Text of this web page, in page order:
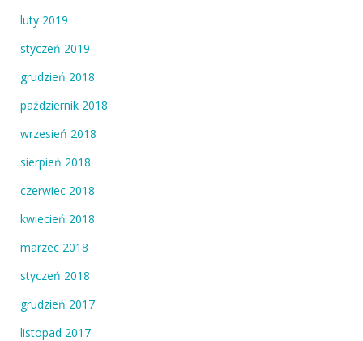
luty 2019
styczeń 2019
grudzień 2018
październik 2018
wrzesień 2018
sierpień 2018
czerwiec 2018
kwiecień 2018
marzec 2018
styczeń 2018
grudzień 2017
listopad 2017